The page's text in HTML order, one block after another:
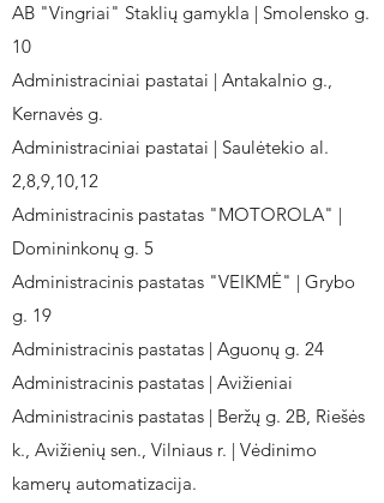
AB "Vingriai" Staklių gamykla | Smolensko g.
10
Administraciniai pastatai | Antakalnio g.,
Kernavės g.
Administraciniai pastatai | Saulėtekio al.
2,8,9,10,12
Administracinis pastatas "MOTOROLA" |
Domininkonų g. 5
Administracinis pastatas "VEIKMĖ" | Grybo
g. 19
Administracinis pastatas | Aguonų g. 24
Administracinis pastatas | Avižieniai
Administracinis pastatas | Beržų g. 2B, Riešės
k., Avižienių sen., Vilniaus r. | Vėdinimo
kamerų automatizacija.